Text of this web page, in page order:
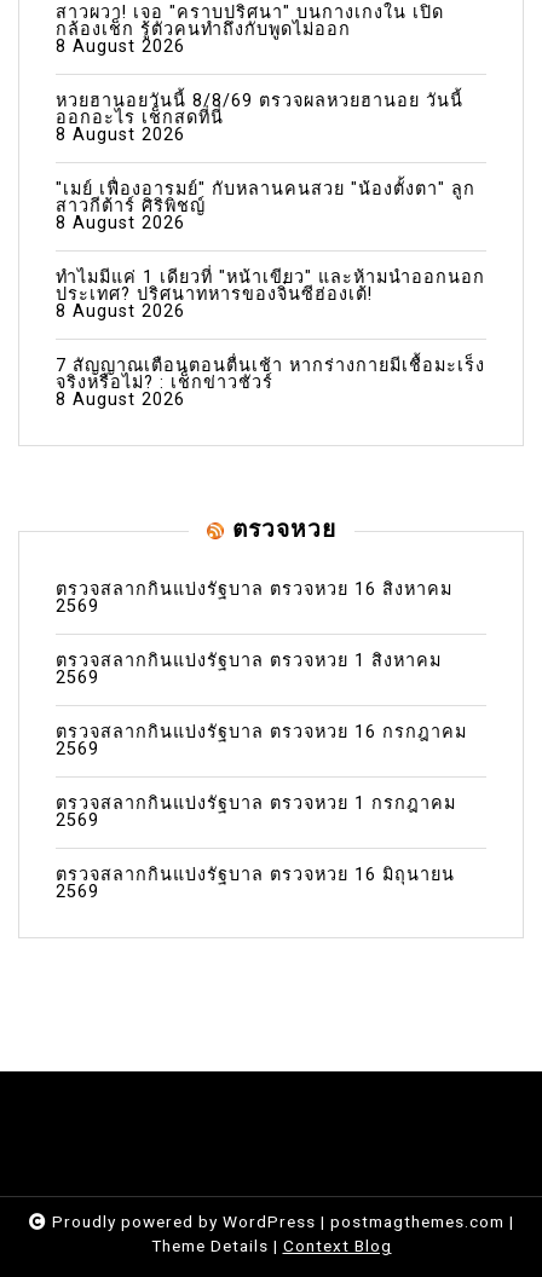
สาวผวา! เจอ "คราบปริศนา" บนกางเกงใน เปิด
กล้องเช็ก รู้ตัวคนทำถึงกับพูดไม่ออก
8 August 2026
หวยฮานอยวันนี้ 8/8/69 ตรวจผลหวยฮานอย วันนี้
ออกอะไร เช็กสดที่นี่
8 August 2026
"เมย์ เฟื่องอารมย์" กับหลานคนสวย "น้องตั้งตา" ลูก
สาวกีต้าร์ ศิริพิชญ์
8 August 2026
ทำไมมีแค่ 1 เดียวที่ "หน้าเขียว" และห้ามนำออกนอก
ประเทศ? ปริศนาทหารของจิ๋นซีฮ่องเต้!
8 August 2026
7 สัญญาณเตือนตอนตื่นเช้า หากร่างกายมีเชื้อมะเร็ง
จริงหรือไม่? : เช็กข่าวชัวร์
8 August 2026
ตรวจหวย
ตรวจสลากกินแบ่งรัฐบาล ตรวจหวย 16 สิงหาคม
2569
ตรวจสลากกินแบ่งรัฐบาล ตรวจหวย 1 สิงหาคม
2569
ตรวจสลากกินแบ่งรัฐบาล ตรวจหวย 16 กรกฎาคม
2569
ตรวจสลากกินแบ่งรัฐบาล ตรวจหวย 1 กรกฎาคม
2569
ตรวจสลากกินแบ่งรัฐบาล ตรวจหวย 16 มิถุนายน
2569
Proudly powered by WordPress | postmagthemes.com |
Theme Details | Context Blog